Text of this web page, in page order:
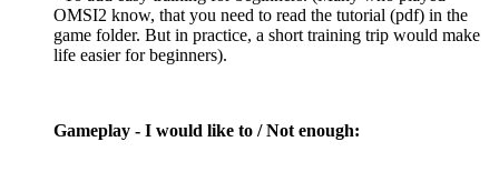
OMSI2 know, that you need to read the tutorial (pdf) in the
game folder. But in practice, a short training trip would make
life easier for beginners).
Gameplay - I would like to / Not enough: